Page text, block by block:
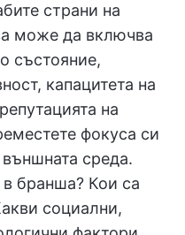
страни на
може да включва
състояние,
капацитета на
на
фокуса си
среда.
в бранша? Кои са
социални,